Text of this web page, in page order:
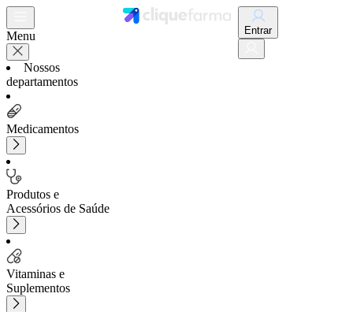
Menu
Nossos
departamentos
Medicamentos
Produtos e
Acessórios de Saúde
Vitaminas e
Suplementos
Entrar